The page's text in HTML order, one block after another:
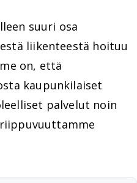
suuri osa
liikenteestä hoituu
on, että
kaupunkilaiset
palvelut noin